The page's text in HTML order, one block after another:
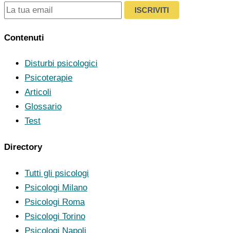
ISCRIVITI
Contenuti
Disturbi psicologici
Psicoterapie
Articoli
Glossario
Test
Directory
Tutti gli psicologi
Psicologi Milano
Psicologi Roma
Psicologi Torino
Psicologi Napoli